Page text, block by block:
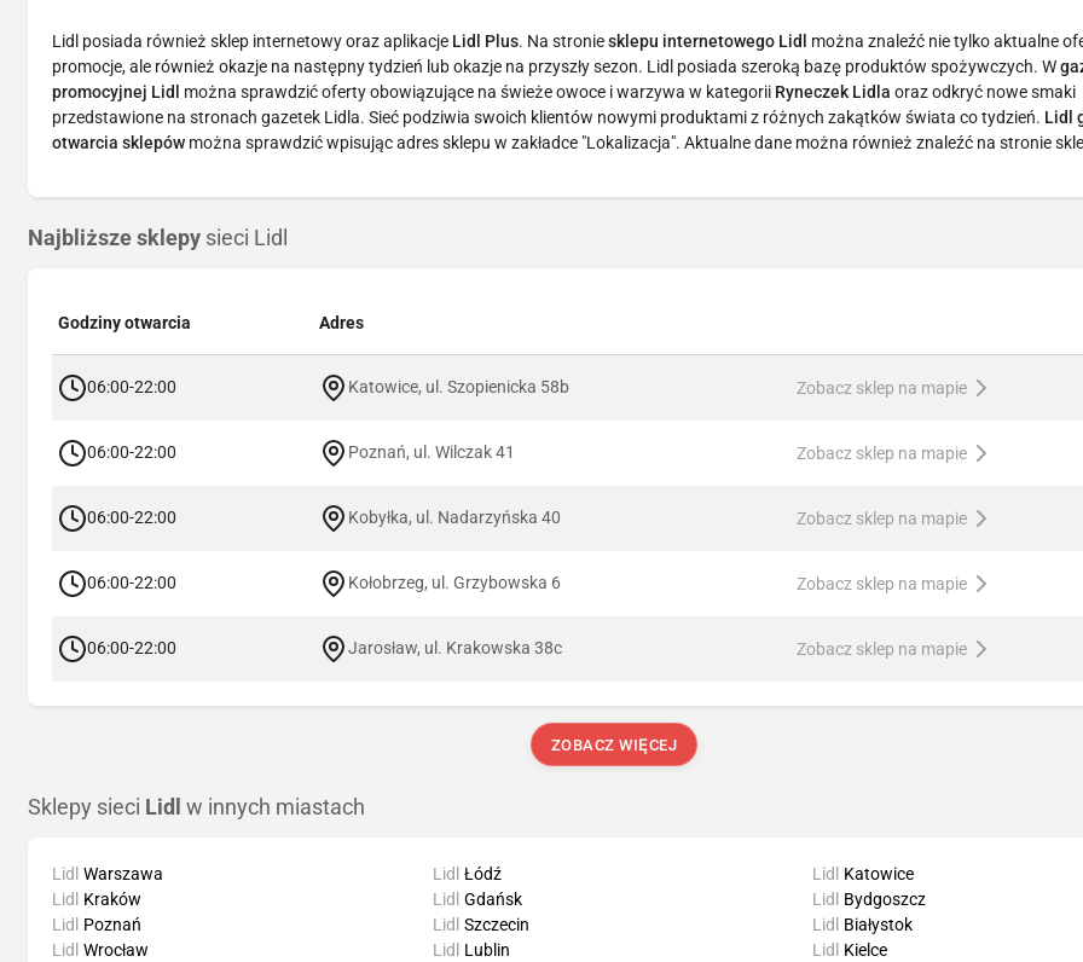
Lidl posiada również sklep internetowy oraz aplikacje Lidl Plus. Na stroniesklepu internetowego Lidl
można znaleźć nie tylko aktualne
promocje, ale również okazje na następny tydzień lub okazje na przyszły sezon. Lidl posiada szeroką bazę produktów spożywczych. W
promocyjnej Lidl
można sprawdzić oferty obowiązujące na świeże owoce i warzywa w kategorii Ryneczek Lidla oraz odkryć nowe smaki
przedstawione na stronach gazetek Lidla. Sieć podziwia swoich klientów nowymi produktami z różnych zakątków świata co tydzień. Lidl
otwarcia sklepów można sprawdzić wpisując adres sklepu w zakładce "Lokalizacja". Aktualne dane można również znaleźć na stronie
Najbliższe sklepy sieci Lidl
Godziny otwarcia Adres
06:00-22:00 Katowice, ul. Szopienicka 58b Zobacz sklep na mapie
06:00-22:00 Poznań, ul. Wilczak 41 Zobacz sklep na mapie
06:00-22:00 Kobyłka, ul. Nadarzyńska 40 Zobacz sklep na mapie
06:00-22:00 Kołobrzeg, ul. Grzybowska 6 Zobacz sklep na mapie
06:00-22:00 Jarosław, ul. Krakowska 38c Zobacz sklep na mapie
ZOBACZ WIĘCEJ
Sklepy sieci Lidl w innych miastach
Lidl Warszawa
Lidl
Kraków
Lidl
Poznań
Lidl Wrocław
Lidl Łódź
Lidl Gdańsk
Lidl Szczecin
Lidl
Lublin
Lidl
Katowice
Lidl
Bydgoszcz
Lidl
Białystok
Lidl
Kielce